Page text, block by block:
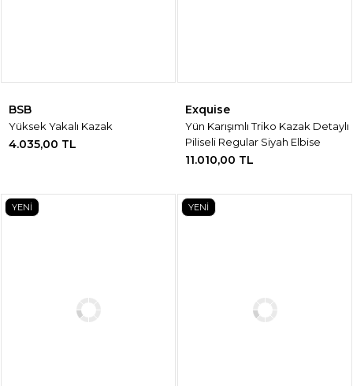
BSB
Yüksek Yakalı Kazak
4.035,00 TL
Exquise
Yün Karışımlı Triko Kazak Detaylı
Piliseli Regular Siyah Elbise
11.010,00 TL
YENİ YENİ